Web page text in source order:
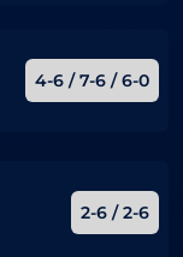
4-6 / 7-6 / 6-0
2-6 / 2-6